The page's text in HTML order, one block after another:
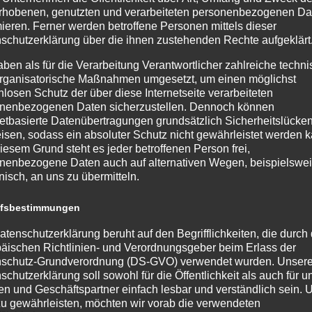
Behörde, Einrichtung oder andere Stelle, der
Dritten handelt oder nicht. Behörden, die im Rahmen eines
möglicherweise personenbezogene Daten erhalten, gelten
Behörde, Einrichtung oder andere Stelle außer der
der unmittelbaren Verantwortung des Verantwortlichen
freiwillig für den bestimmten Fall in informierter Weise und
einer sonstigen eindeutigen bestätigenden Handlung, mit
Daten einverstanden ist.
Verantwortlichen
sonstiger in den Mitgliedstaaten der
Charakter ist die:
genutzten und verarbeiteten personenbezogenen
Ferner werden betroffene Personen mittels dieser
über die ihnen zustehenden Rechte
als für die Verarbeitung Verantwortlicher zahlreiche
Maßnahmen umgesetzt, um einen möglichst
Schutz der über diese Internetseite verarbeiteten
Daten sicherzustellen. Dennoch können
Datenübertragungen grundsätzlich Sicherheitslücken
sodass ein absoluter Schutz nicht gewährleistet werden
Grund steht es jeder betroffenen Person frei,
Daten auch auf alternativen Wegen,
an uns zu übermitteln.
beruht auf den Begrifflichkeiten, die durch
Richtlinien- und Verordnungsgeber beim Erlass der
Grundverordnung (DS-GVO) verwendet wurden.
soll sowohl für die Öffentlichkeit als auch für
und Geschäftspartner einfach lesbar und verständlich sein.
gewährleisten, möchten wir vorab die verwendeten